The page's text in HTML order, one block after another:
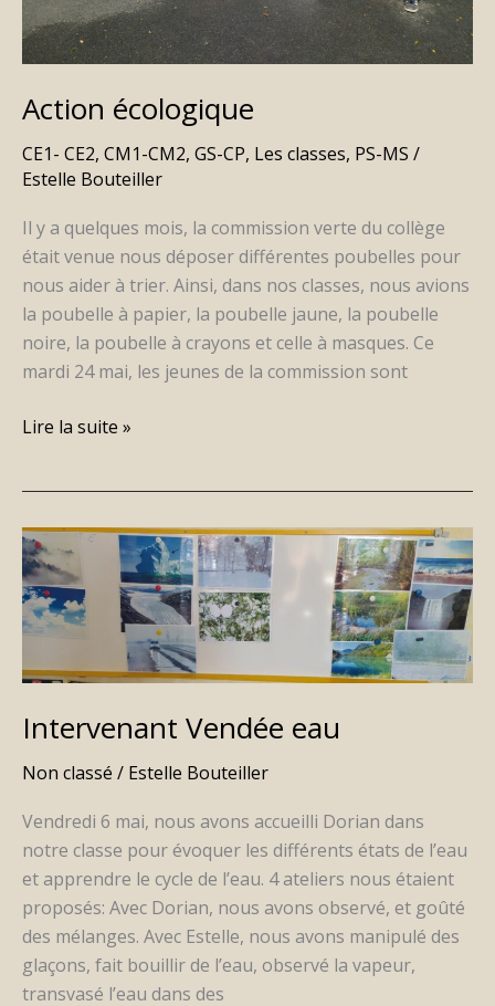
Action écologique
CE1- CE2, CM1-CM2, GS-CP, Les classes, PS-MS /
Estelle Bouteiller
Il y a quelques mois, la commission verte du collège
était venue nous déposer différentes poubelles pour
nous aider à trier. Ainsi, dans nos classes, nous avions
la poubelle à papier, la poubelle jaune, la poubelle
noire, la poubelle à crayons et celle à masques. Ce
mardi 24 mai, les jeunes de la commission sont
Lire la suite »
Intervenant Vendée eau
Non classé / Estelle Bouteiller
Vendredi 6 mai, nous avons accueilli Dorian dans
notre classe pour évoquer les différents états de l’eau
et apprendre le cycle de l’eau. 4 ateliers nous étaient
proposés: Avec Dorian, nous avons observé, et goûté
des mélanges. Avec Estelle, nous avons manipulé des
glaçons, fait bouillir de l’eau, observé la vapeur,
transvasé l’eau dans des
Intervenant
Vendée
eau